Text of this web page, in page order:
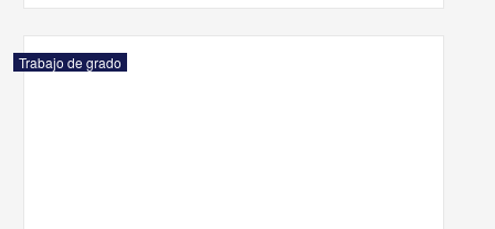
Trabajo de grado